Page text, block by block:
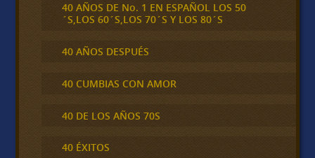
40 AÑOS DE No. 1 EN ESPAÑOL LOS 50
´S,LOS 60´S,LOS 70´S Y LOS 80´S
40 AÑOS DESPUÉS
40 CUMBIAS CON AMOR
40 DE LOS AÑOS 70S
40 ÉXITOS